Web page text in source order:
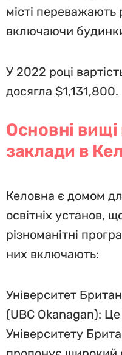
місті переважають
включаючи
У 2022 році
досягла $1,131,800.
Основні вищі
заклади в
Келовна є домом
освітніх установ,
різноманітні
них включають:
Університет
(UBC Okanagan): Це
Університету